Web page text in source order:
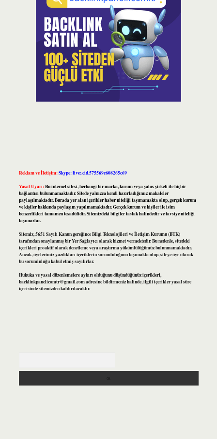
Reklam ve İletişim:Skype: live:.cid.575569c608265c69
Yasal Uyarı:Bu internet sitesi, herhangi bir marka, kurum veya şahıs şirketi ile hiçbir
bağlantısı bulunmamaktadır. Sitede yalnızca kendi hazırladığımız makaleler
paylaşılmaktadır. Burada yer alan içerikler haber niteliği taşımamakta olup, gerçek kurum
ve kişiler hakkında paylaşım yapılmamaktadır. Gerçek kurum ve kişiler ile isim
benzerlikleri tamamen tesadüfidir. Sitemizdeki bilgiler taslak halindedir ve tavsiye niteliği
taşımazlar.
Sitemiz, 5651 Sayılı Kanun gereğince Bilgi Teknolojileri ve İletişim Kurumu (BTK)
tarafından onaylanmış bir Yer Sağlayıcı olarak hizmet vermektedir. Bu nedenle, sitedeki
içerikleri proaktif olarak denetleme veya araştırma yükümlülüğümüz bulunmamaktadır.
Ancak, üyelerimiz yazdıkları içeriklerin sorumluluğunu taşımakta olup, siteye üye olarak
bu sorumluluğu kabul etmiş sayılırlar.
Hukuka ve yasal düzenlemelere aykırı olduğunu düşündüğünüz içerikleri,
backlinkpanelicomtr@gmail.comadresine bildirmeniz halinde, ilgili içerikler yasal süre
içerisinde sitemizden kaldırılacaktır.